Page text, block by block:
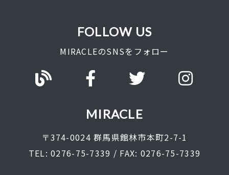
FOLLOW US
MIRACLEのSNSをフォロー
MIRACLE
〒374-0024 群馬県館林市本町2-7-1
TEL: 0276-75-7339 / FAX: 0276-75-7339